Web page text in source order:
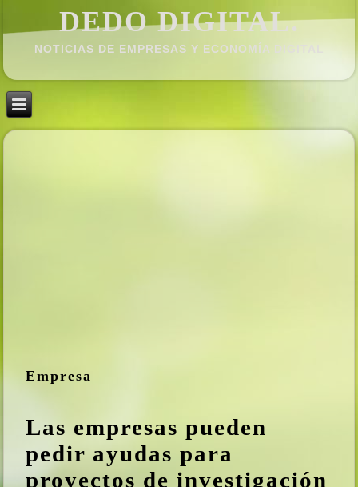
DEDO DIGITAL.
NOTICIAS DE EMPRESAS Y ECONOMÍ­A DIGITAL
Empresa
Las empresas pueden
pedir ayudas para
proyectos de investigación